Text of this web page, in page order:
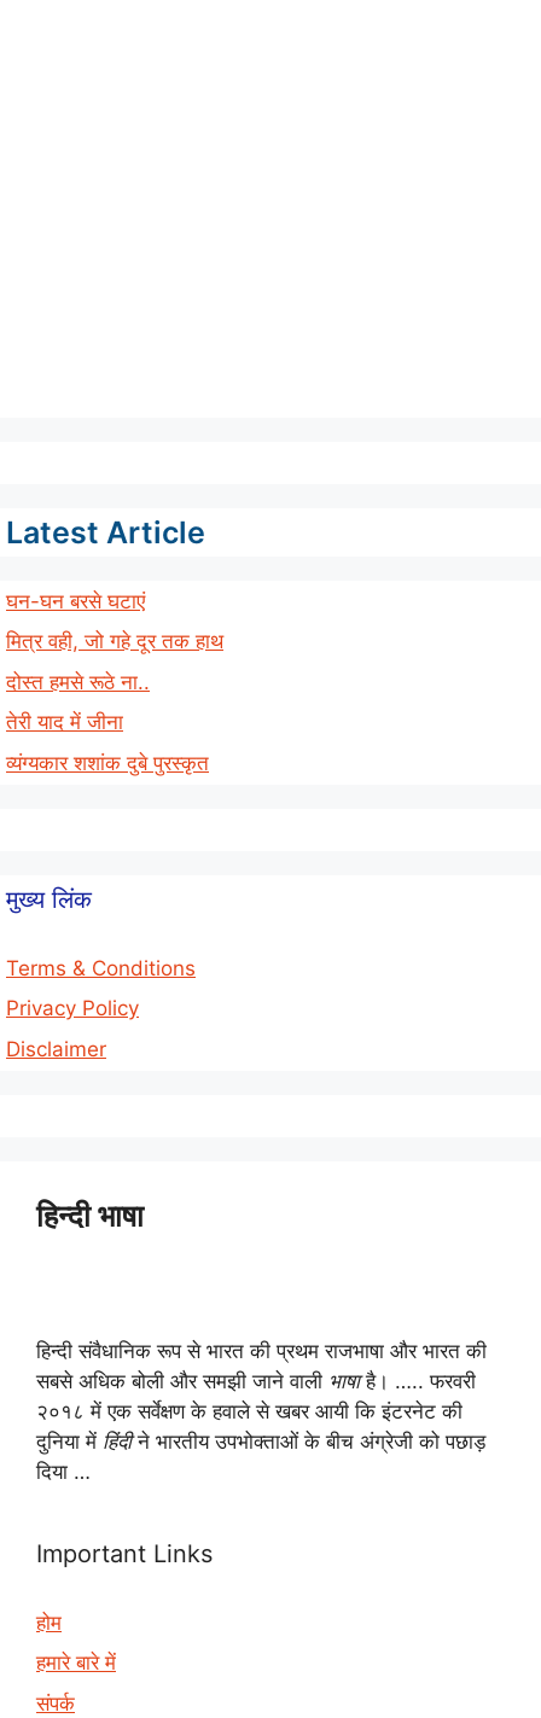
Latest Article
घन-घन बरसे घटाएं
मित्र वही, जो गहे दूर तक हाथ
दोस्त हमसे रूठे ना..
तेरी याद में जीना
व्यंग्यकार शशांक दुबे पुरस्कृत
मुख्य लिंक
Terms & Conditions
Privacy Policy
Disclaimer
हिन्दी भाषा
हिन्दी संवैधानिक रूप से भारत की प्रथम राजभाषा और भारत की
सबसे अधिक बोली और समझी जाने वाली भाषाहै। ….. फरवरी
२०१८ में एक सर्वेक्षण के हवाले से खबर आयी कि इंटरनेट की
दुनिया में हिंदीने भारतीय उपभोक्ताओं के बीच अंग्रेजी को पछाड़
दिया …
Important Links
होम
हमारे बारे में
संपर्क